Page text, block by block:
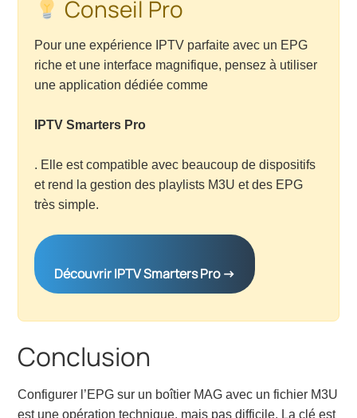
Conseil Pro
Pour une expérience IPTV parfaite avec un EPG
riche et une interface magnifique, pensez à utiliser
une application dédiée comme
IPTV Smarters Pro
. Elle est compatible avec beaucoup de dispositifs
et rend la gestion des playlists M3U et des EPG
très simple.
Découvrir IPTV Smarters Pro →
Conclusion
Configurer l’EPG sur un boîtier MAG avec un fichier M3U
est une opération technique, mais pas difficile. La clé est